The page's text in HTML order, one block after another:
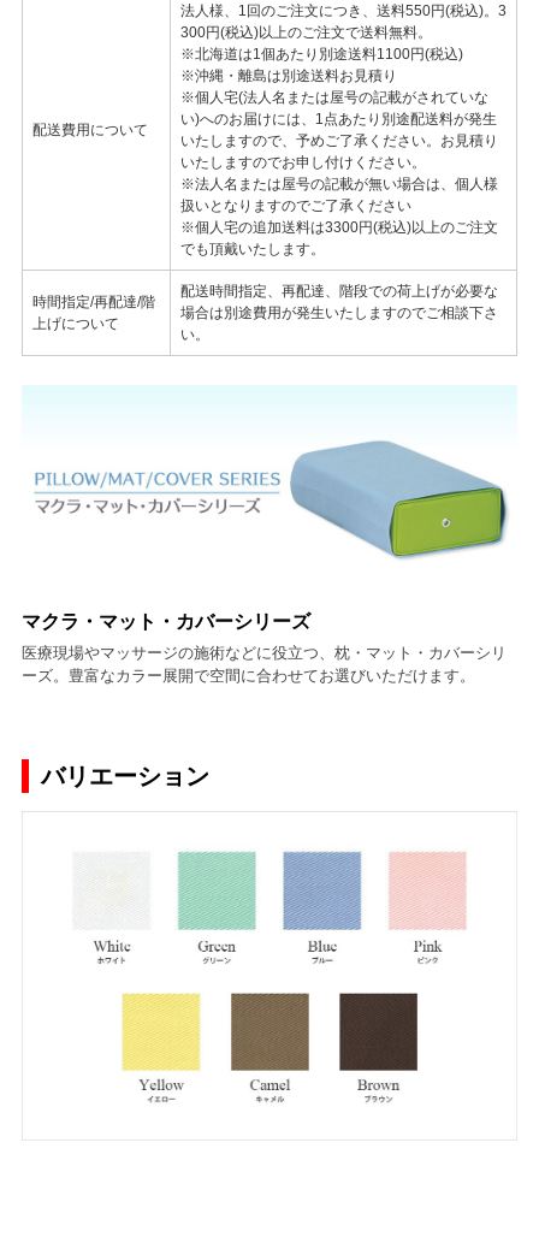
配送費用について
法人様、1回のご注文につき、送料550円(税込)。3
300円(税込)以上のご注文で送料無料。
※北海道は1個あたり別途送料1100円(税込)
※沖縄・離島は別途送料お見積り
※個人宅(法人名または屋号の記載がされていな
い)へのお届けには、1点あたり別途配送料が発生
いたしますので、予めご了承ください。お見積り
いたしますのでお申し付けください。
※法人名または屋号の記載が無い場合は、個人様
扱いとなりますのでご了承ください
※個人宅の追加送料は3300円(税込)以上のご注文
でも頂戴いたします。
時間指定/再配達/階
上げについて
配送時間指定、再配達、階段での荷上げが必要な
場合は別途費用が発生いたしますのでご相談下さ
い。
マクラ・マット・カバーシリーズ
医療現場やマッサージの施術などに役立つ、枕・マット・カバーシリ
ーズ。豊富なカラー展開で空間に合わせてお選びいただけます。
バリエーション